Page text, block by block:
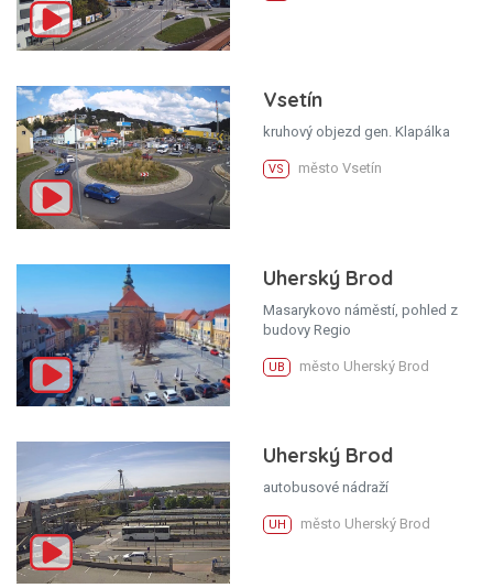
Vsetín
kruhový objezd gen. Klapálka
VS město Vsetín
Uherský Brod
Masarykovo náměstí, pohled z
budovy Regio
UB město Uherský Brod
Uherský Brod
autobusové nádraží
UH město Uherský Brod